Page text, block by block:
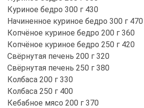
Куриное бедро 300 г 430
Начиненное куриное бедро 300 г 470
Копчёное куриное бедро 200 г 360
Копчёное куриное бедро 250 г 420
Свёрнутая печень 200 г 320
Свёрнутая печень 250 г 380
Колбаса 200 г 330
Колбаса 250 г 400
Кебабное мясо 200 г 370